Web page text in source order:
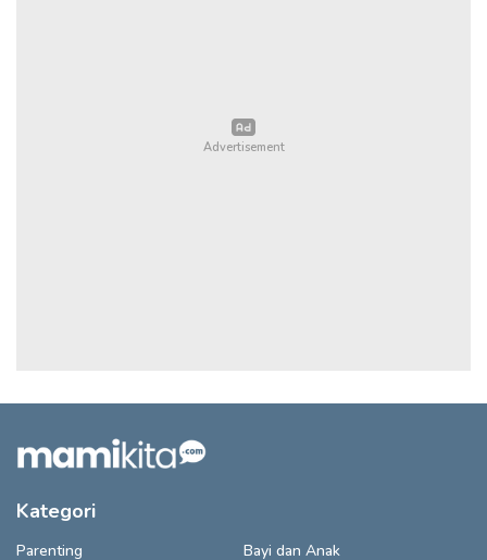
Kategori
Parenting Bayi dan Anak